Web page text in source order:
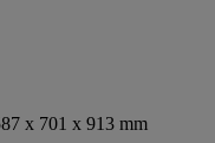
x 701 x 913 mm